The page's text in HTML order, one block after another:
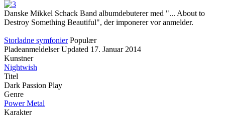
Danske Mikkel Schack Band albumdebuterer med "... About to
Destroy Something Beautiful", der imponerer vor anmelder.
Storladne symfonier Populær
Pladeanmeldelser Updated 17. Januar 2014
Kunstner
Nightwish
Titel
Dark Passion Play
Genre
Power Metal
Karakter